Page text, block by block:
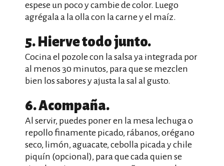
espese un poco y cambie de color. Luego
agrégala a la olla con la carne y el maíz.
5. Hierve todo junto.
Cocina el pozole con la salsa ya integrada por
al menos 30 minutos, para que se mezclen
bien los sabores y ajusta la sal al gusto.
6. Acompaña.
Al servir, puedes poner en la mesa lechuga o
repollo finamente picado, rábanos, orégano
seco, limón, aguacate, cebolla picada y chile
piquín (opcional), para que cada quien se